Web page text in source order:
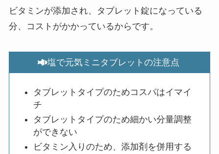
ビタミンが添加され、タブレット錠になっている
分、コストがかかっているからです。
塩で元気ミニタブレットの注意点
タブレットタイプのためコスパはイマイ
チ
タブレットタイプのため細かい分量調整
ができない
ビタミン入りのため、添加剤を併用する